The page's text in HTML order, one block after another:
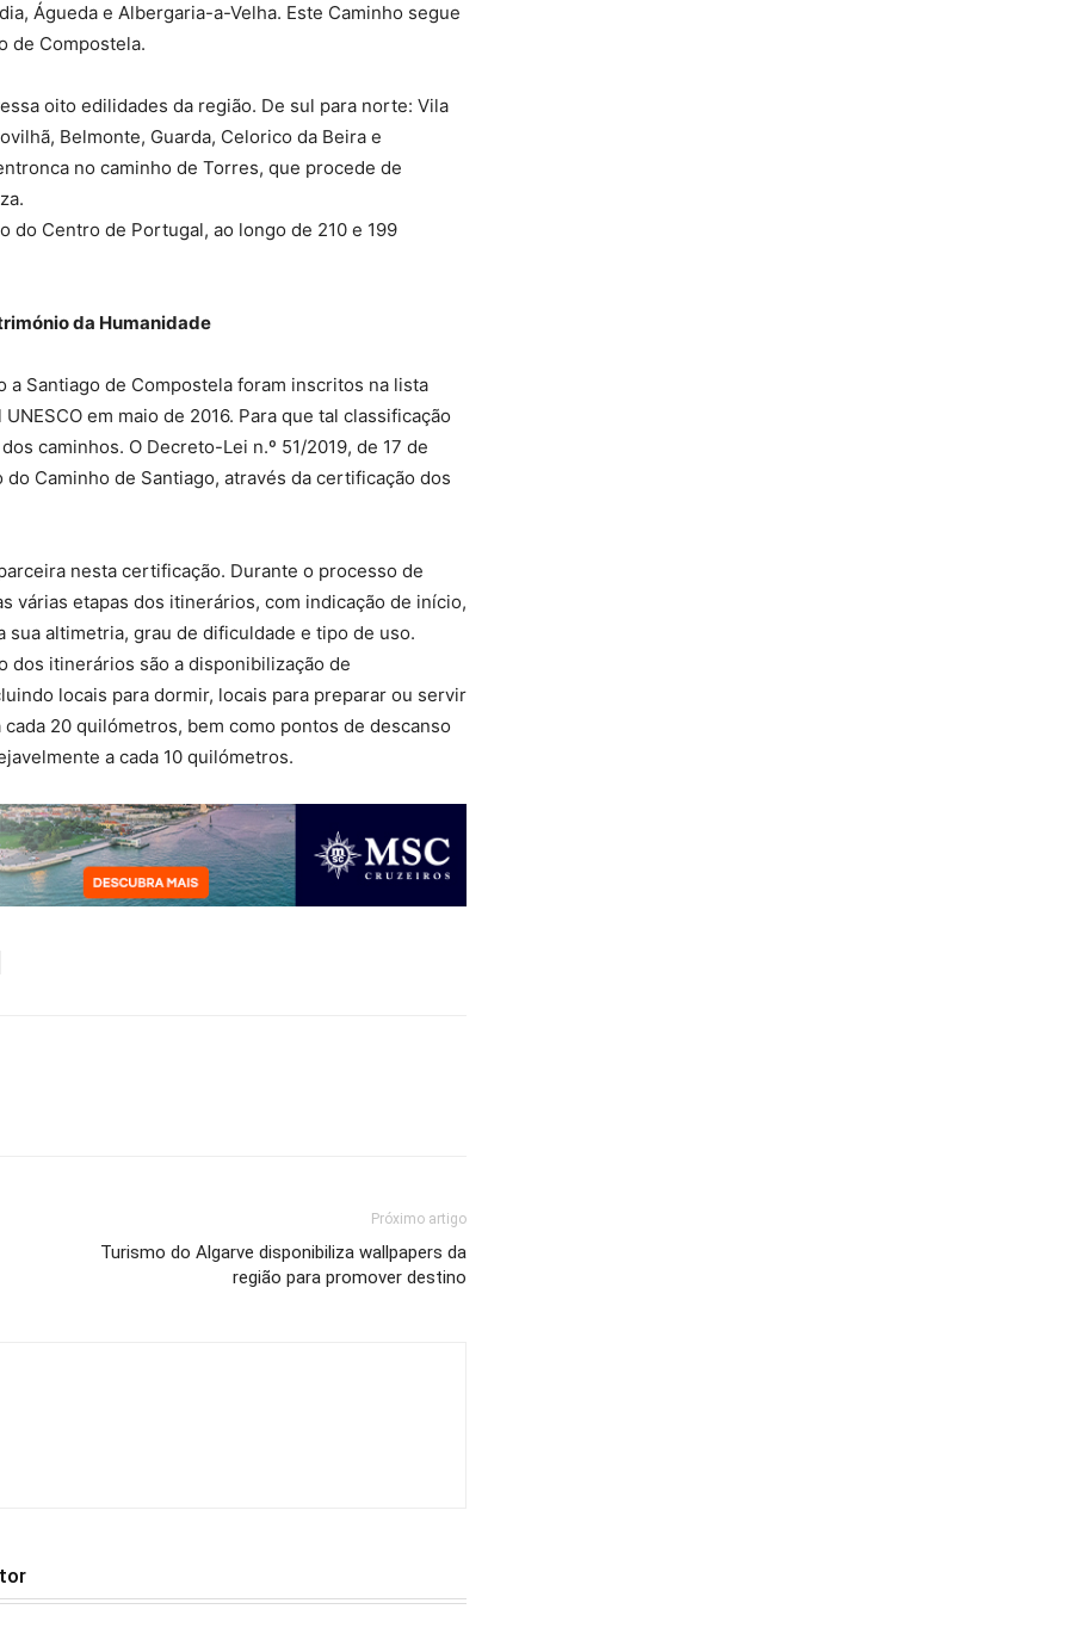
Águeda e Albergaria-a-Velha. Este Caminho segue
de Compostela.
oito edilidades da região. De sul para norte: Vila
Belmonte, Guarda, Celorico da Beira e
no caminho de Torres, que procede de
Centro de Portugal, ao longo de 210 e 199
da Humanidade
Santiago de Compostela foram inscritos na lista
em maio de 2016. Para que tal classificação
caminhos. O Decreto-Lei n.º 51/2019, de 17 de
Caminho de Santiago, através da certificação dos
nesta certificação. Durante o processo de
várias etapas dos itinerários, com indicação de início,
sua altimetria, grau de dificuldade e tipo de uso.
dos itinerários são a disponibilização de
locais para dormir, locais para preparar ou servir
20 quilómetros, bem como pontos de descanso
a cada 10 quilómetros.
Próximo artigo
Turismo do Algarve disponibiliza wallpapers da
região para promover destino